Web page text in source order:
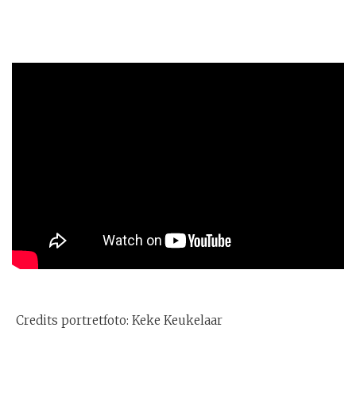
Credits portretfoto: Keke Keukelaar